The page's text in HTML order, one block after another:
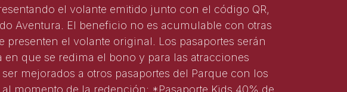
el volante emitido junto con el código QR,
Aventura. El beneficio no es acumulable con otras
el volante original. Los pasaportes serán
que se redima el bono y para las atracciones
mejorados a otros pasaportes del Parque con los
momento de la redención: *Pasaporte Kids 40% de